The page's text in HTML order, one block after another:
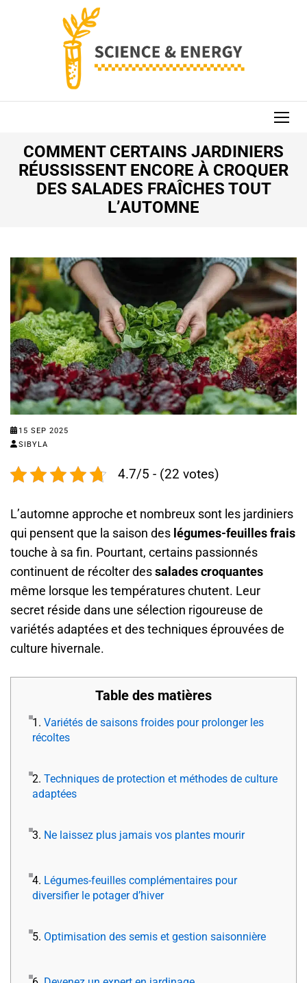
SCIENCE AND
COMMENT CERTAINS JARDINIERS
RÉUSSISSENT ENCORE À CROQUER
DES SALADES FRAÎCHES TOUT
L’AUTOMNE
15 SEP 2025
SIBYLA
4.7/5 - (22 votes)
L’automne approche et nombreux sont les jardiniers
qui pensent que la saison des légumes-feuilles frais
touche à sa fin. Pourtant, certains passionnés
continuent de récolter dessalades croquantes
même lorsque les températures chutent. Leur
secret réside dans une sélection rigoureuse de
variétés adaptées et des techniques éprouvées de
culture hivernale.
Table des matières
1. Variétés de saisons froides pour prolonger les
récoltes
2. Techniques de protection et méthodes de culture
adaptées
3. Ne laissez plus jamais vos plantes mourir
4. Légumes-feuilles complémentaires pour
diversifier le potager d’hiver
5. Optimisation des semis et gestion saisonnière